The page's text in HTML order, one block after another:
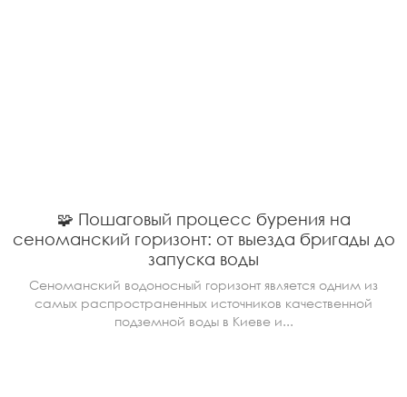
🧩 Пошаговый процесс бурения на
сеноманский горизонт: от выезда бригады до
запуска воды
Сеноманский водоносный горизонт является одним из
самых распространенных источников качественной
подземной воды в Киеве и...